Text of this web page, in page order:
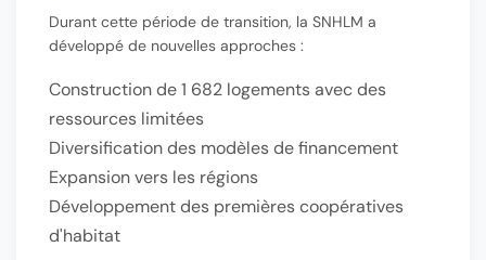
Durant cette période de transition, la SNHLM a
développé de nouvelles approches :
Construction de1 682 logementsavec des
ressources limitées
Diversification des modèles de financement
Expansion vers les régions
Développement des premières coopératives
d'habitat